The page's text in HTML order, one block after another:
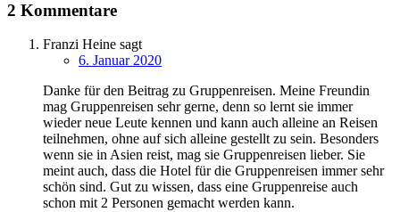
2 Kommentare
Franzi Heine sagt
6. Januar 2020
Danke für den Beitrag zu Gruppenreisen. Meine Freundin
mag Gruppenreisen sehr gerne, denn so lernt sie immer
wieder neue Leute kennen und kann auch alleine an Reisen
teilnehmen, ohne auf sich alleine gestellt zu sein. Besonders
wenn sie in Asien reist, mag sie Gruppenreisen lieber. Sie
meint auch, dass die Hotel für die Gruppenreisen immer sehr
schön sind. Gut zu wissen, dass eine Gruppenreise auch
schon mit 2 Personen gemacht werden kann.